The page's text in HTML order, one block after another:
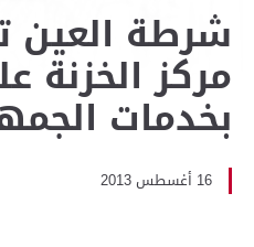
شرطة العين
مركز الخزنة
بخدمات
16 أغسطس 2013